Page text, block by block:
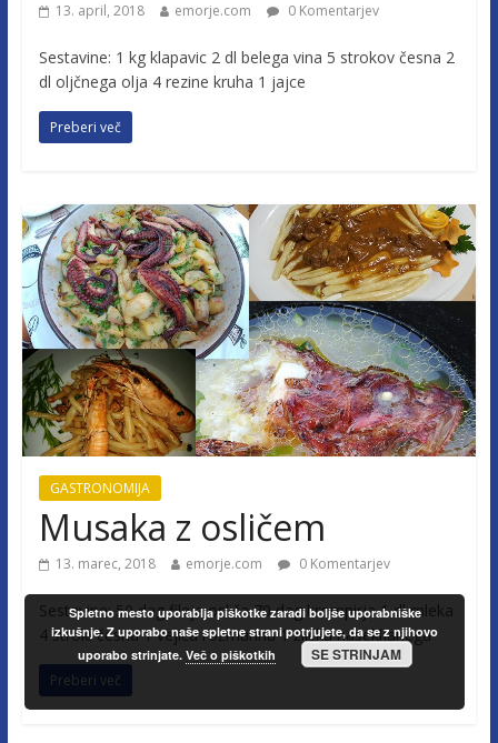
13. april, 2018 emorje.com 0 Komentarjev
Sestavine: 1 kg klapavic 2 dl belega vina 5 strokov česna 2
dl oljčnega olja 4 rezine kruha 1 jajce
Preberi več
GASTRONOMIJA
Musaka z osličem
13. marec, 2018 emorje.com 0 Komentarjev
Sestavine: 50 dag fileja osliča 70 dag krompirja 1 dl mleka
4 stroki česna 1 vejica rožmarina 1 žlička nasekljanega
Preberi več
Spletno mesto uporablja piškotke zaradi boljše uporabniške
izkušnje. Z uporabo naše spletne strani potrjujete, da se z njihovo
uporabo strinjate. Več o piškotkih SE STRINJAM